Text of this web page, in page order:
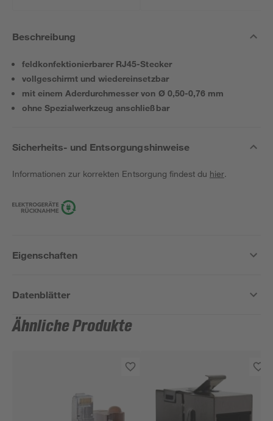
Beschreibung
feldkonfektionierbarer RJ45-Stecker
vollgeschirmt und wiedereinsetzbar
mit einem Aderdurchmesser von Ø 0,50-0,76 mm
ohne Spezialwerkzeug anschließbar
Sicherheits- und Entsorgungshinweise
Informationen zur korrekten Entsorgung findest du hier.
Eigenschaften
Datenblätter
Ähnliche Produkte